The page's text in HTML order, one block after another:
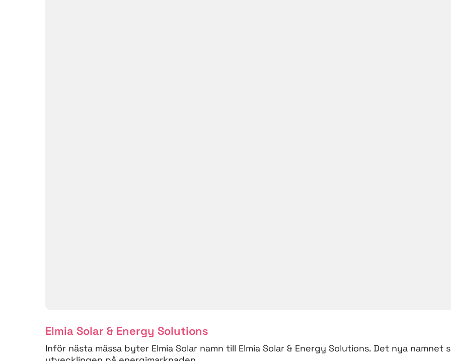
Elmia Solar & Energy Solutions
Inför nästa mässa byter Elmia Solar namn till Elmia Solar & Energy Solutions. Det nya namnet